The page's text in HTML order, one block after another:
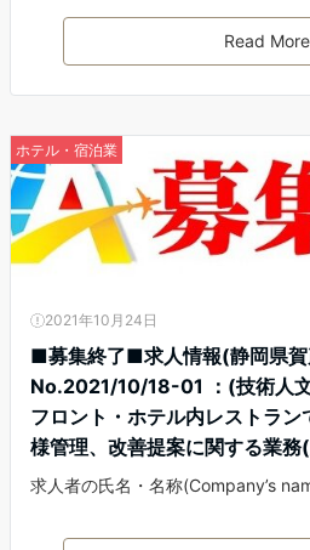
Read More
ホテル・宿泊業
2021年10月24日
■募集終了■求人情報(静岡県賀
No.2021/10/18-01 ：(技術人
フロント・ホテル内レストラ
様管理、改善提案に関する業
求人者の氏名・名称(Company’s